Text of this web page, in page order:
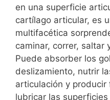
en una superficie
cartílago articular, es
multifacética
caminar, correr, saltar
Puede absorber los
deslizamiento, nutrir
articulación y
lubricar las